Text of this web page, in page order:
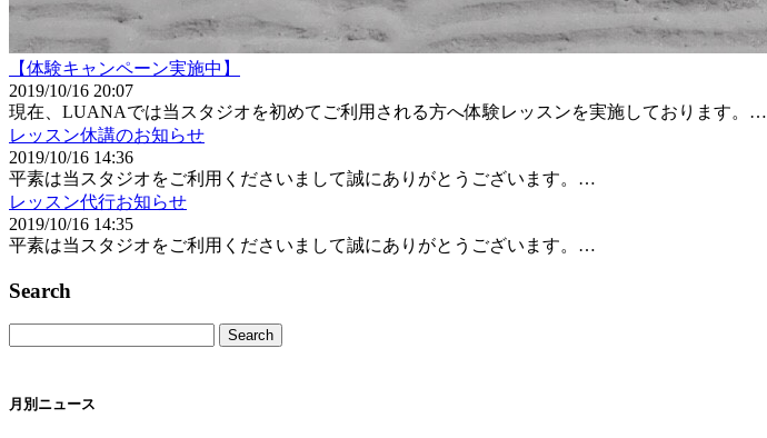
【体験キャンペーン実施中】
2019/10/16 20:07
現在、LUANAでは当スタジオを初めてご利用される方へ体験レッスンを実施しております。…
レッスン休講のお知らせ
2019/10/16 14:36
平素は当スタジオをご利用くださいまして誠にありがとうございます。…
レッスン代行お知らせ
2019/10/16 14:35
平素は当スタジオをご利用くださいまして誠にありがとうございます。…
Search
月別ニュース